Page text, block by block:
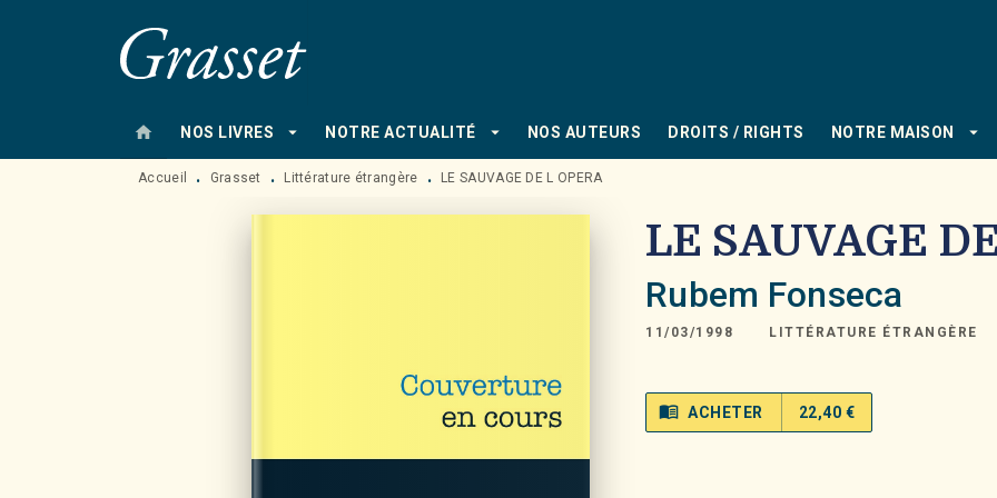
MENU RECHERCHE
home NOS LIVRES arrow_drop_down NOTRE ACTUALITÉ arrow_drop_down NOS AUTEURS DROITS / RIGHTS NOTRE MAISON arrow_drop_down
Accueil • Grasset • Littérature étrangère • LE SAUVAGE DE L OPERA
LE SAUVAGE
Rubem Fonseca
11/03/1998 LITTÉRATURE ÉTRANGÈRE
menu_book ACHETER 22,40 €